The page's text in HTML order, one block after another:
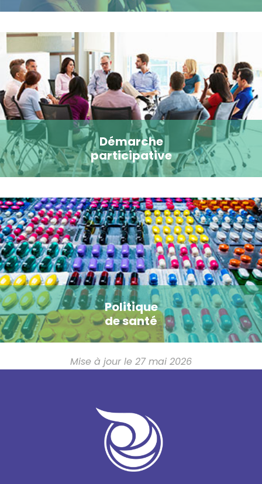
Démarche
participative
Politique
de santé
Mise à jour le 27 mai 2026